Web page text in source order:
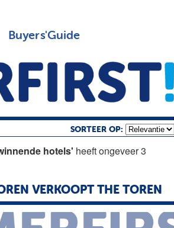
Buyers'Guide
SORTEER OP:
hotels' heeft ongeveer 3
VERKOOPT THE TOREN